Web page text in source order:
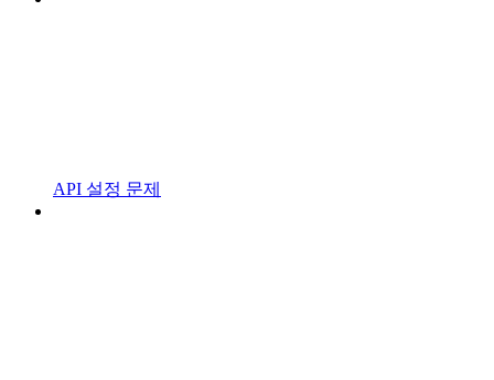
API 설정 문제